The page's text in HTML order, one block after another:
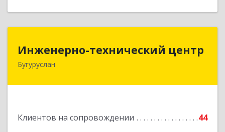
Инженерно-технический центр
Бугуруслан
Клиентов на сопровождении 44
Инженерно-технический центр
461633, Оренбургская обл, Бугуруслан г,